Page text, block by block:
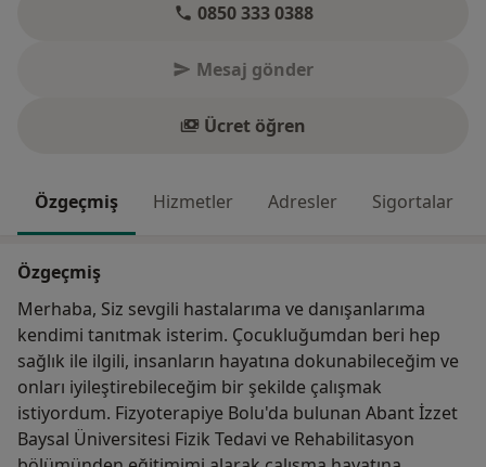
0850 333 0388
Mesaj gönder
Ücret öğren
Özgeçmiş Hizmetler Adresler Sigortalar
Özgeçmiş
Merhaba, Siz sevgili hastalarıma ve danışanlarıma
kendimi tanıtmak isterim. Çocukluğumdan beri hep
sağlık ile ilgili, insanların hayatına dokunabileceğim ve
onları iyileştirebileceğim bir şekilde çalışmak
istiyordum. Fizyoterapiye Bolu'da bulunan Abant İzzet
Baysal Üniversitesi Fizik Tedavi ve Rehabilitasyon